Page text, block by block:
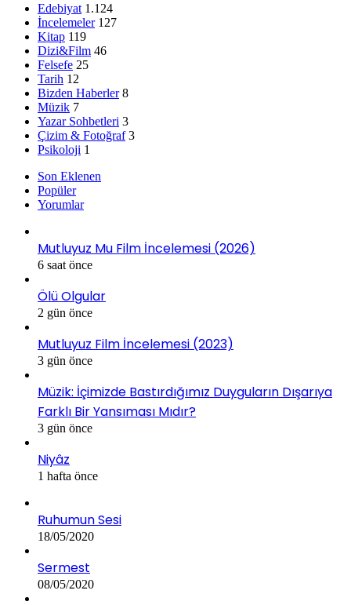
Edebiyat 1.124
İncelemeler 127
Kitap 119
Dizi&Film 46
Felsefe 25
Tarih 12
Bizden Haberler 8
Müzik 7
Yazar Sohbetleri 3
Çizim & Fotoğraf 3
Psikoloji 1
Son Eklenen
Popüler
Yorumlar
Mutluyuz Mu Film İncelemesi (2026)
6 saat önce
Ölü Olgular
2 gün önce
Mutluyuz Film İncelemesi (2023)
3 gün önce
Müzik: İçimizde Bastırdığımız Duyguların Dışarıya
Farklı Bir Yansıması Mıdır?
3 gün önce
Niyâz
1 hafta önce
Ruhumun Sesi
18/05/2020
Sermest
08/05/2020